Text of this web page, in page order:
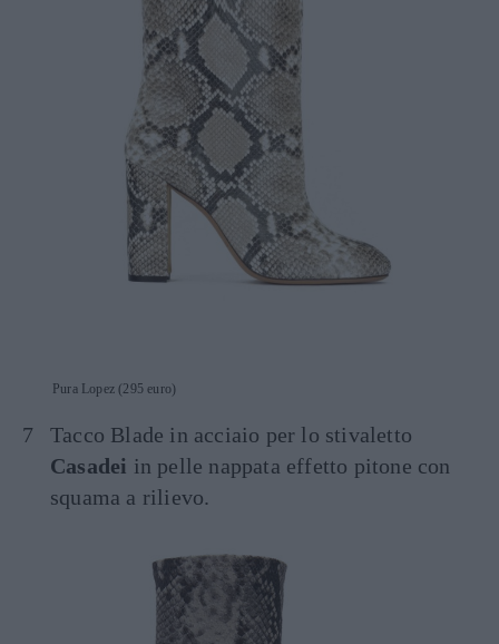
Pura Lopez (295 euro)
Tacco Blade in acciaio per lo stivaletto
Casadei in pelle nappata effetto pitone con
squama a rilievo.